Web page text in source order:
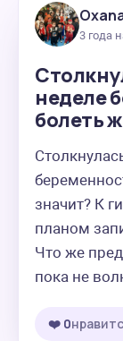
3 года
неделе
болеть
значит? К
планом
Что же
пока не
❤️ 0